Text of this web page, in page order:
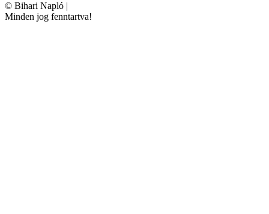
© Bihari Napló |
Minden jog fenntartva!